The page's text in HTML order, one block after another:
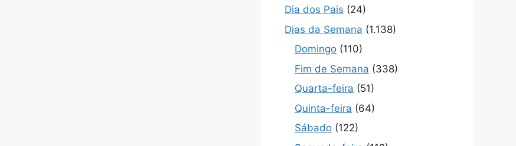
Dia dos Pais (24)
Dias da Semana (1.138)
Domingo (110)
Fim de Semana (338)
Quarta-feira (51)
Quinta-feira (64)
Sábado (122)